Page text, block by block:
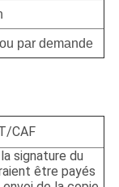
par demande
CAF
signature du
être payés